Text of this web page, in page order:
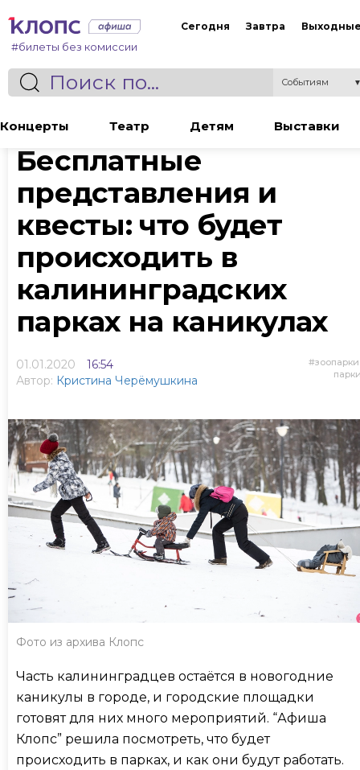
#билеты без комиссии
Сегодня Завтра
Событиям
Концерты Театр Детям Выставки
Статья
Бесплатные
представления и
квесты: что будет
происходить в
калининградских
парках на каникулах
01.01.2020
16:54
Автор: Кристина Черёмушкина
Фото из архива Клопс
Часть калининградцев остаётся в новогодние
каникулы в городе, и городские площадки
готовят для них много мероприятий. “Афиша
Клопс” решила посмотреть, что будет
происходить в парках, и как они будут работать.